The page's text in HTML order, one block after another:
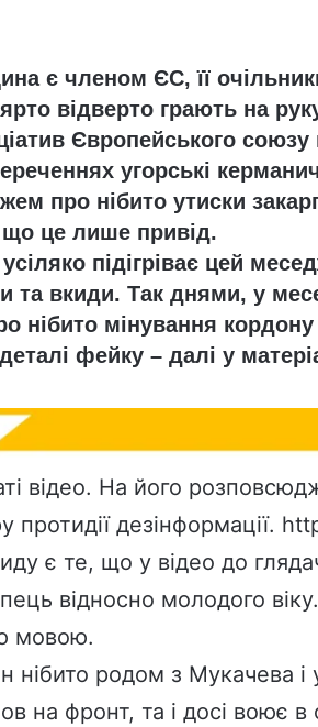
є членом ЄС, її
відверто грають на
Європейського
угорські
про нібито утиски
що це лише привід.
підігріває цей
та вкиди. Так днями, у
нібито мінування кордону
фейку – далі у
відео. На його
протидії дезінформації.
є те, що у відео до
відносно молодого
мовою.
нібито родом з Мукачева і
на фронт, та і досі воює в